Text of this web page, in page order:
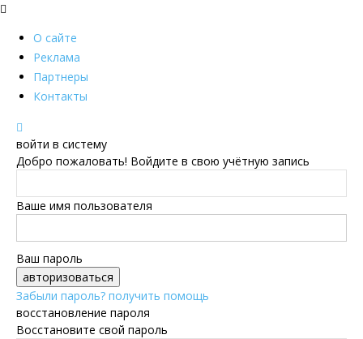
О сайте
Реклама
Партнеры
Контакты
войти в систему
Добро пожаловать! Войдите в свою учётную запись
Ваше имя пользователя
Ваш пароль
Забыли пароль? получить помощь
восстановление пароля
Восстановите свой пароль